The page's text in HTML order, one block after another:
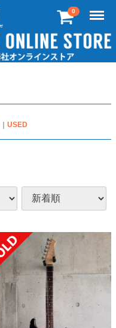
0 Menu
USED